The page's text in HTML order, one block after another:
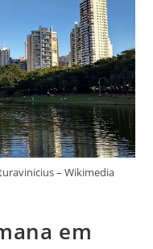
– Wikimedia
em